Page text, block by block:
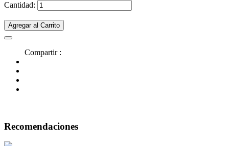
Cantidad:
Agregar al Carrito
Compartir :
Recomendaciones